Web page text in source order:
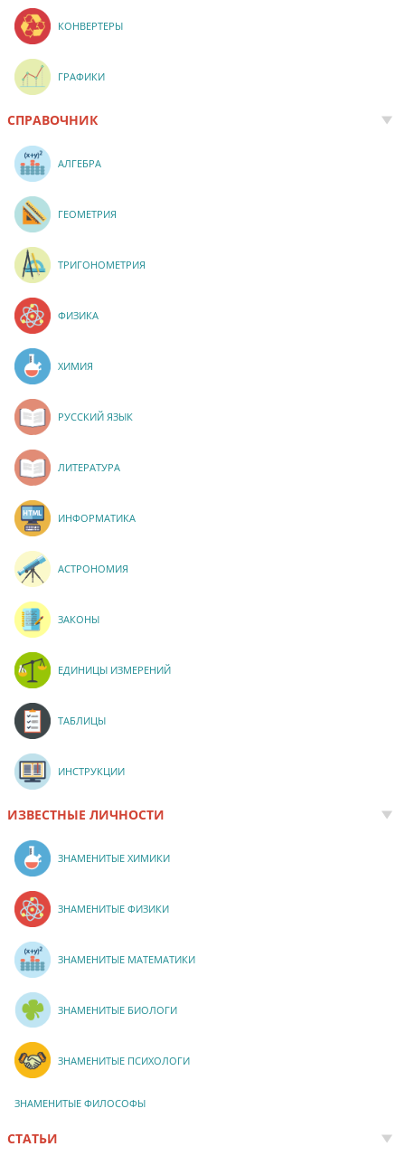
КОНВЕРТЕРЫ
ГРАФИКИ
СПРАВОЧНИК
АЛГЕБРА
ГЕОМЕТРИЯ
ТРИГОНОМЕТРИЯ
ФИЗИКА
ХИМИЯ
РУССКИЙ ЯЗЫК
ЛИТЕРАТУРА
ИНФОРМАТИКА
АСТРОНОМИЯ
ЗАКОНЫ
ЕДИНИЦЫ ИЗМЕРЕНИЙ
ТАБЛИЦЫ
ИНСТРУКЦИИ
ИЗВЕСТНЫЕ ЛИЧНОСТИ
ЗНАМЕНИТЫЕ ХИМИКИ
ЗНАМЕНИТЫЕ ФИЗИКИ
ЗНАМЕНИТЫЕ МАТЕМАТИКИ
ЗНАМЕНИТЫЕ БИОЛОГИ
ЗНАМЕНИТЫЕ ПСИХОЛОГИ
ЗНАМЕНИТЫЕ ФИЛОСОФЫ
СТАТЬИ